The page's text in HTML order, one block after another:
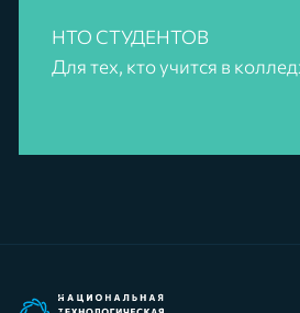
НТО СТУДЕНТОВ
Для тех, кто учится в